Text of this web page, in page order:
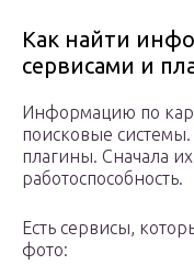
Как найти
сервисами и
Информацию по
поисковые системы.
плагины. Сначала
работоспособность.
Есть сервисы,
фото: